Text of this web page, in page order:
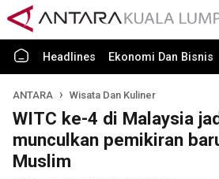
Headlines Ekonomi Dan Bisnis
ANTARA Wisata Dan Kuliner
WITC ke-4 di Malaysia
munculkan pemikiran
Muslim